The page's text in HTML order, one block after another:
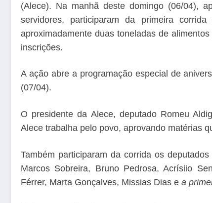
(Alece). Na manhã deste domingo (06/04),
servidores, participaram da primeira
aproximadamente duas toneladas de
inscrições.
A ação abre a programação especial de
(07/04).
O presidente da Alece, deputado Romeu
Alece trabalha pelo povo, aprovando matérias
Também participaram da corrida os
Marcos Sobreira, Bruno Pedrosa, Acrísiio
Férrer, Marta Gonçalves, Missias Dias e a